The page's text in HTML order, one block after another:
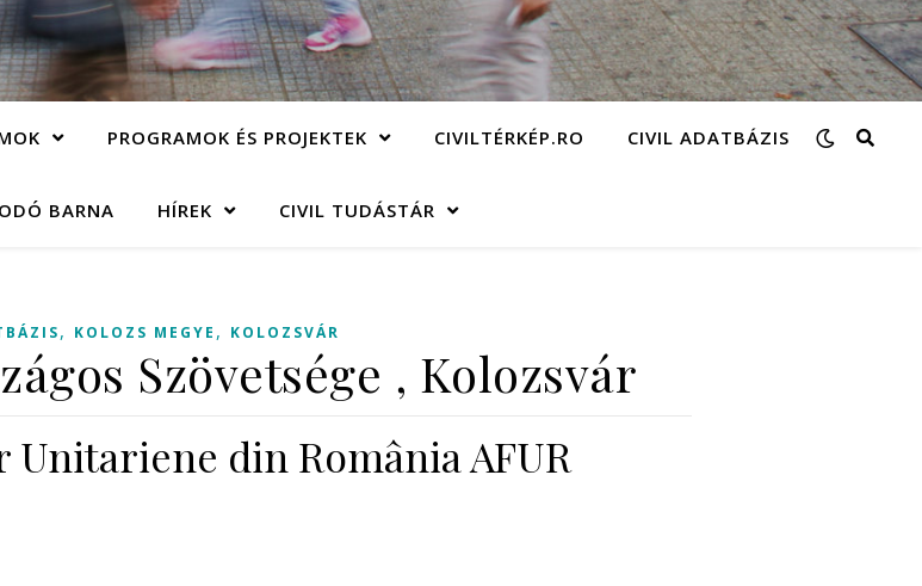
PROGRAMOK ÉS PROJEKTEK CIVILTÉRKÉP.RO CIVIL ADATBÁZIS
BARNA HÍREK CIVIL TUDÁSTÁR
, KOLOZS MEGYE , KOLOZSVÁR
Szövetsége , Kolozsvár
Unitariene din România AFUR